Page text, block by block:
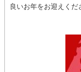
良いお年をお迎えくだ